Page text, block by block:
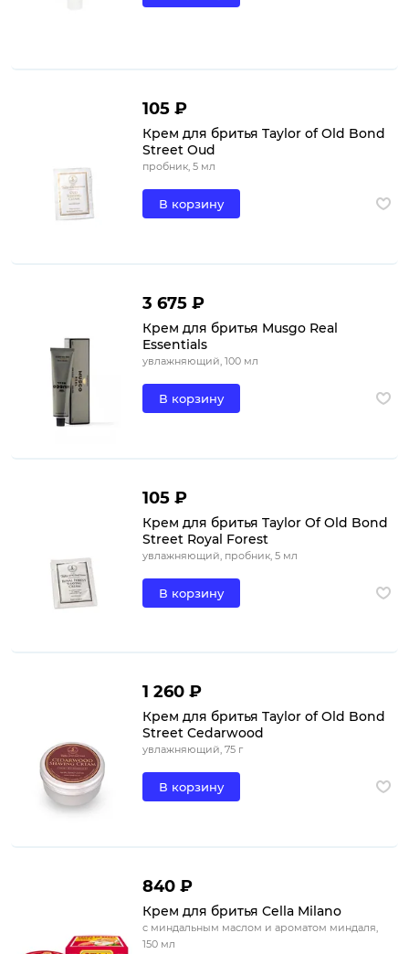
105 ₽
Крем для бритья Taylor of Old Bond
Street Oud
пробник, 5 мл
В корзину
3 675 ₽
Крем для бритья Musgo Real
Essentials
увлажняющий, 100 мл
В корзину
105 ₽
Крем для бритья Taylor Of Old Bond
Street Royal Forest
увлажняющий, пробник, 5 мл
В корзину
1 260 ₽
Крем для бритья Taylor of Old Bond
Street Cedarwood
увлажняющий, 75 г
В корзину
840 ₽
Крем для бритья Cella Milano
с миндальным маслом и ароматом миндаля,
150 мл